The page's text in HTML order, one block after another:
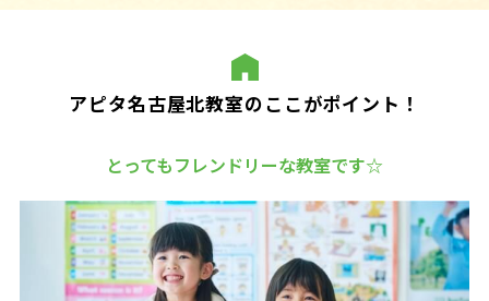
アピタ名古屋北教室のここがポイント！
とってもフレンドリーな教室です☆